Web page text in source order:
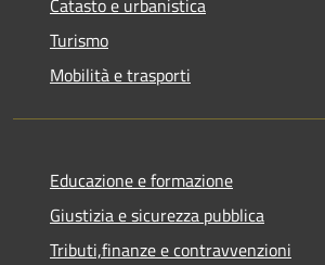
Catasto e urbanistica
Turismo
Mobilità e trasporti
Educazione e formazione
Giustizia e sicurezza pubblica
Tributi,finanze e contravvenzioni